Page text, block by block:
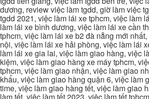
dương, review việc làm tgdd, giờ làm việc
tgdd 2021, việc làm lái xe tphcm, việc làm
làm lái xe bình dương, việc làm lái xe cần
tphcm, việc làm lái xe b2 đà nẵng mới
nội, việc làm lái xe hải phòng, việc làm lái
làm lái xe gia lai, việc làm giao hàng, việc
kiệm, việc làm giao hàng xe máy tphcm,
tphcm, việc làm giao nhận, việc làm giao
khẩu, việc làm giao hàng quận 6, việc làm
time, việc làm giao hàng tết, việc làm giao
làm tết, việc làm tết 2023, việc làm tết